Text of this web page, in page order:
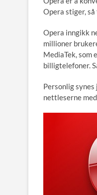
Opera stiger,
Opera inngikk
millioner
MediaTek, som
billigtelefoner.
Personlig
nettleserne